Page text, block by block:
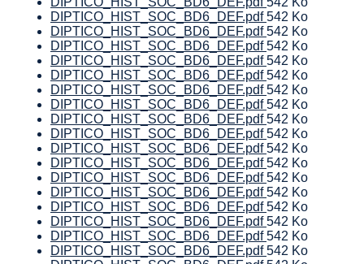
DIPTICO_HIST_SOC_BD6_DEF.pdf542 Ko
DIPTICO_HIST_SOC_BD6_DEF.pdf542 Ko
DIPTICO_HIST_SOC_BD6_DEF.pdf542 Ko
DIPTICO_HIST_SOC_BD6_DEF.pdf542 Ko
DIPTICO_HIST_SOC_BD6_DEF.pdf542 Ko
DIPTICO_HIST_SOC_BD6_DEF.pdf542 Ko
DIPTICO_HIST_SOC_BD6_DEF.pdf542 Ko
DIPTICO_HIST_SOC_BD6_DEF.pdf542 Ko
DIPTICO_HIST_SOC_BD6_DEF.pdf542 Ko
DIPTICO_HIST_SOC_BD6_DEF.pdf542 Ko
DIPTICO_HIST_SOC_BD6_DEF.pdf542 Ko
DIPTICO_HIST_SOC_BD6_DEF.pdf542 Ko
DIPTICO_HIST_SOC_BD6_DEF.pdf542 Ko
DIPTICO_HIST_SOC_BD6_DEF.pdf542 Ko
DIPTICO_HIST_SOC_BD6_DEF.pdf542 Ko
DIPTICO_HIST_SOC_BD6_DEF.pdf542 Ko
DIPTICO_HIST_SOC_BD6_DEF.pdf542 Ko